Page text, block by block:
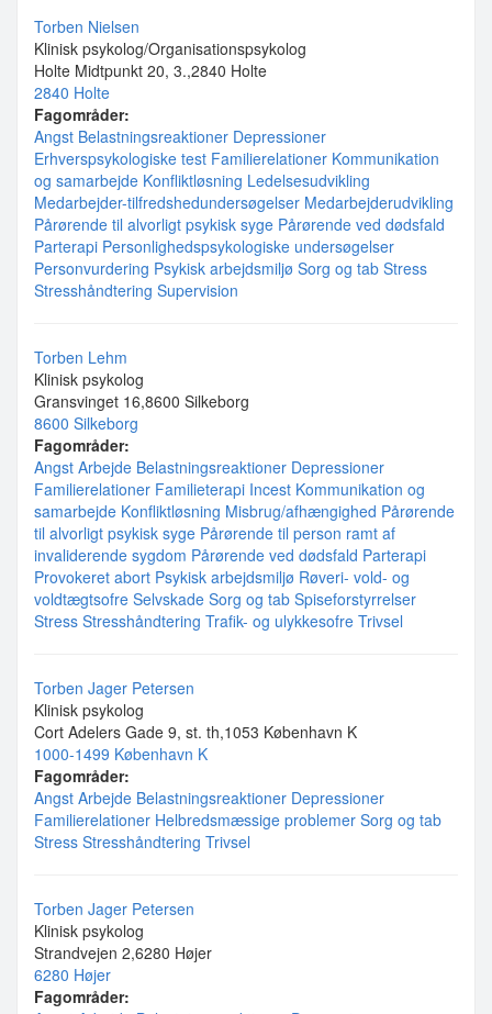
Torben Nielsen
Klinisk psykolog/Organisationspsykolog
Holte Midtpunkt 20, 3.,2840 Holte
2840 Holte
Fagområder:
Angst Belastningsreaktioner Depressioner
Erhverspsykologiske test Familierelationer Kommunikation
og samarbejde Konfliktløsning Ledelsesudvikling
Medarbejder-tilfredshedundersøgelser Medarbejderudvikling
Pårørende til alvorligt psykisk syge Pårørende ved dødsfald
Parterapi Personlighedspsykologiske undersøgelser
Personvurdering Psykisk arbejdsmiljø Sorg og tab Stress
Stresshåndtering Supervision
Torben Lehm
Klinisk psykolog
Gransvinget 16,8600 Silkeborg
8600 Silkeborg
Fagområder:
Angst Arbejde Belastningsreaktioner Depressioner
Familierelationer Familieterapi Incest Kommunikation og
samarbejde Konfliktløsning Misbrug/afhængighed Pårørende
til alvorligt psykisk syge Pårørende til person ramt af
invaliderende sygdom Pårørende ved dødsfald Parterapi
Provokeret abort Psykisk arbejdsmiljø Røveri- vold- og
voldtægtsofre Selvskade Sorg og tab Spiseforstyrrelser
Stress Stresshåndtering Trafik- og ulykkesofre Trivsel
Torben Jager Petersen
Klinisk psykolog
Cort Adelers Gade 9, st. th,1053 København K
1000-1499 København K
Fagområder:
Angst Arbejde Belastningsreaktioner Depressioner
Familierelationer Helbredsmæssige problemer Sorg og tab
Stress Stresshåndtering Trivsel
Torben Jager Petersen
Klinisk psykolog
Strandvejen 2,6280 Højer
6280 Højer
Fagområder: